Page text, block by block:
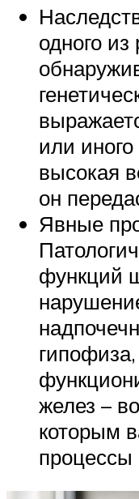
одного из
или
высокая
он
Явные
функций
желез –
которым
процессы